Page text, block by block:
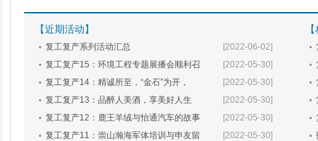
【近期活动】
复工复产系列活动汇总
[2022-06-02]
复工复产15：环境工程专题展播会顺利召
[2022-05-30]
复工复产14：精诚所至，“金石”为开，
[2022-05-30]
复工复产13：品醉人美酒，享美好人生
[2022-05-30]
复工复产12：鹿王羊绒与怡通汽车的故事
[2022-05-30]
复工复产11：崇山瀚海军体培训与申友留
[2022-05-30]